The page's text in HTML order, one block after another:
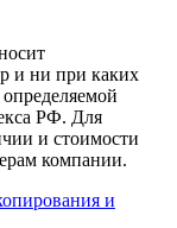
и ни при каких
РФ. Для
и стоимости
компании.
и